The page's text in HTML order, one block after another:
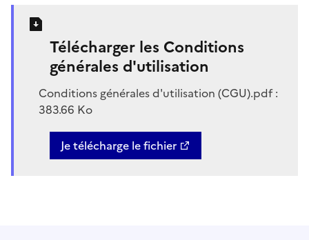
Télécharger les Conditions
générales d'utilisation
Conditions générales d'utilisation (CGU).pdf :
383.66 Ko
Je télécharge le fichier